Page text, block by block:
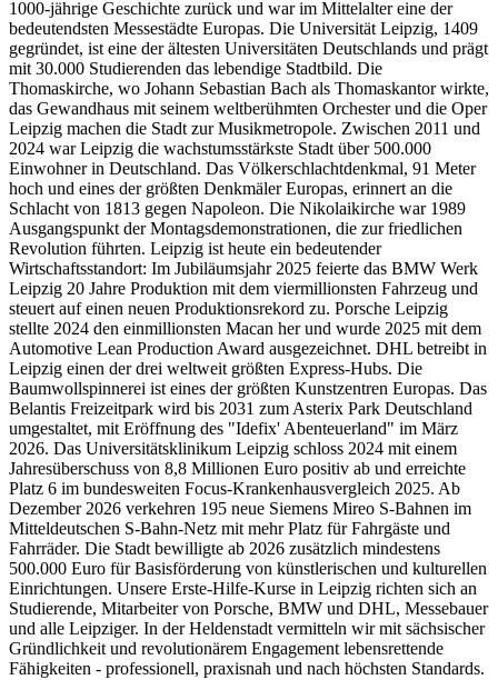
1000-jährige Geschichte zurück und war im Mittelalter eine der
bedeutendsten Messestädte Europas. Die Universität Leipzig, 1409
gegründet, ist eine der ältesten Universitäten Deutschlands und prägt
mit 30.000 Studierenden das lebendige Stadtbild. Die
Thomaskirche, wo Johann Sebastian Bach als Thomaskantor wirkte,
das Gewandhaus mit seinem weltberühmten Orchester und die Oper
Leipzig machen die Stadt zur Musikmetropole. Zwischen 2011 und
2024 war Leipzig die wachstumsstärkste Stadt über 500.000
Einwohner in Deutschland. Das Völkerschlachtdenkmal, 91 Meter
hoch und eines der größten Denkmäler Europas, erinnert an die
Schlacht von 1813 gegen Napoleon. Die Nikolaikirche war 1989
Ausgangspunkt der Montagsdemonstrationen, die zur friedlichen
Revolution führten. Leipzig ist heute ein bedeutender
Wirtschaftsstandort: Im Jubiläumsjahr 2025 feierte das BMW Werk
Leipzig 20 Jahre Produktion mit dem viermillionsten Fahrzeug und
steuert auf einen neuen Produktionsrekord zu. Porsche Leipzig
stellte 2024 den einmillionsten Macan her und wurde 2025 mit dem
Automotive Lean Production Award ausgezeichnet. DHL betreibt in
Leipzig einen der drei weltweit größten Express-Hubs. Die
Baumwollspinnerei ist eines der größten Kunstzentren Europas. Das
Belantis Freizeitpark wird bis 2031 zum Asterix Park Deutschland
umgestaltet, mit Eröffnung des "Idefix' Abenteuerland" im März
2026. Das Universitätsklinikum Leipzig schloss 2024 mit einem
Jahresüberschuss von 8,8 Millionen Euro positiv ab und erreichte
Platz 6 im bundesweiten Focus-Krankenhausvergleich 2025. Ab
Dezember 2026 verkehren 195 neue Siemens Mireo S-Bahnen im
Mitteldeutschen S-Bahn-Netz mit mehr Platz für Fahrgäste und
Fahrräder. Die Stadt bewilligte ab 2026 zusätzlich mindestens
500.000 Euro für Basisförderung von künstlerischen und kulturellen
Einrichtungen. Unsere Erste-Hilfe-Kurse in Leipzig richten sich an
Studierende, Mitarbeiter von Porsche, BMW und DHL, Messebauer
und alle Leipziger. In der Heldenstadt vermitteln wir mit sächsischer
Gründlichkeit und revolutionärem Engagement lebensrettende
Fähigkeiten - professionell, praxisnah und nach höchsten Standards.